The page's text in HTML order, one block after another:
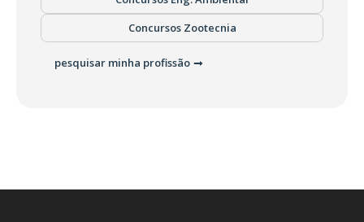
Concursos Zootecnia
pesquisar minha profissão